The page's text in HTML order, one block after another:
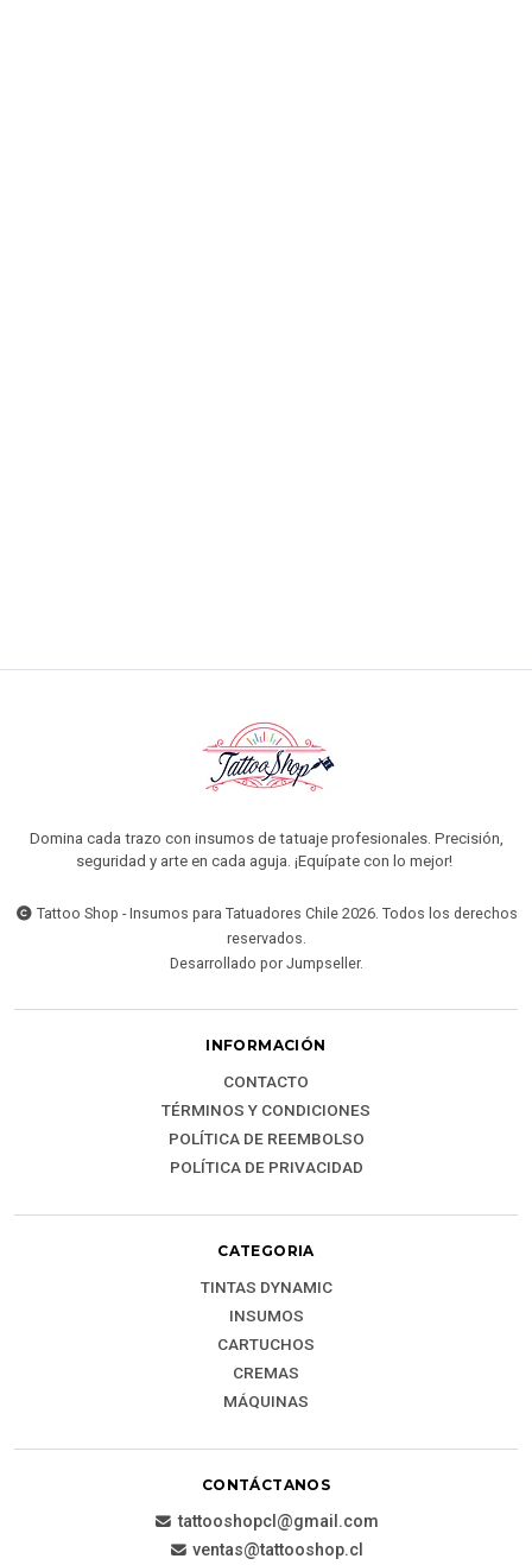
Domina cada trazo con insumos de tatuaje profesionales. Precisión,
seguridad y arte en cada aguja. ¡Equípate con lo mejor!
Tattoo Shop - Insumos para Tatuadores Chile 2026. Todos los derechos
reservados.
Desarrollado por Jumpseller.
INFORMACIÓN
CONTACTO
TÉRMINOS Y CONDICIONES
POLÍTICA DE REEMBOLSO
POLÍTICA DE PRIVACIDAD
CATEGORIA
TINTAS DYNAMIC
INSUMOS
CARTUCHOS
CREMAS
MÁQUINAS
CONTÁCTANOS
tattooshopcl@gmail.com
ventas@tattooshop.cl